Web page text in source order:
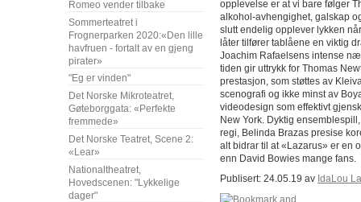
Romeo vender tilbake
Sommerteatret i
Frognerparken 2020:«Den lille
havfruen - fortalt av en gjeng
pirater»
"Eg er vinden"
Det Norske Mikroteatret,
Gøteborggata: «Perfekte
fremmede»
Det Norske Teatret, Scene 2:
«Lear»
Nationaltheatret,
Hovedscenen: "Lykkelige
dager"
opplevelse er at vi bare følger
alkohol-avhengighet, galskap
slutt endelig opplever lykken
låter tilfører tablåene en viktig
Joachim Rafaelsens intense
tiden gir uttrykk for Thomas
prestasjon, som støttes av
scenografi og ikke minst av
videodesign som effektivt
New York. Dyktig
regi, Belinda Brazas presise
alt bidrar til at «Lazarus» er en
enn David Bowies mange fans.
Publisert: 24.05.19 av IdaLou